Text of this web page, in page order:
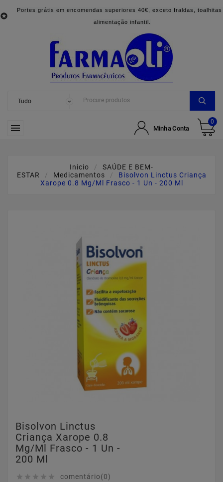

Portes grátis em encomendas superiores 40€, exceto fraldas, toalhitas
alimentação infantil.
 Minha Conta
0
Inicio
SAÚDE E BEM-
ESTAR
Medicamentos
Bisolvon Linctus Criança
Xarope 0.8 Mg/ml Frasco - 1 Un - 200 Ml
Bisolvon Linctus
Criança Xarope 0.8
Mg/ml Frasco - 1 Un -
200 Ml
     comentário(0)